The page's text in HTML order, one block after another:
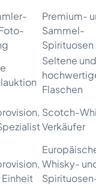
Premium-
Sammel-
Spirituosen
Seltene und
Flaschen
Scotch-
Verkäufer
Whisky-